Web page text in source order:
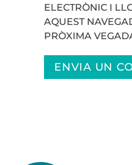
ELECTRÒNIC I
AQUEST
PRÒXIMA
ENVIA UN